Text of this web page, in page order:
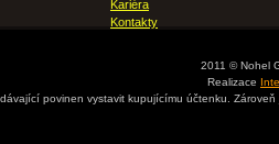
Kariéra
Kontakty
2011 © Nohel
Realizace
povinen vystavit kupujícímu účtenku.